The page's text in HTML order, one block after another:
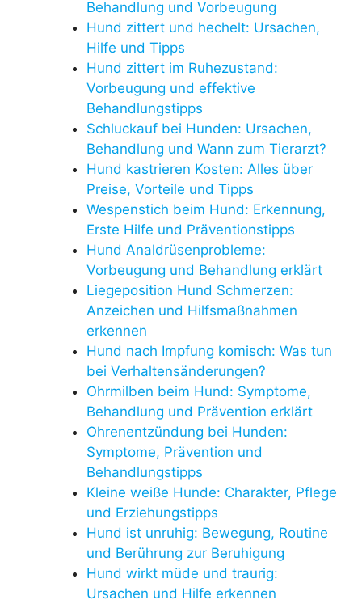
Behandlung und Vorbeugung
Hund zittert und hechelt: Ursachen,
Hilfe und Tipps
Hund zittert im Ruhezustand:
Vorbeugung und effektive
Behandlungstipps
Schluckauf bei Hunden: Ursachen,
Behandlung und Wann zum Tierarzt?
Hund kastrieren Kosten: Alles über
Preise, Vorteile und Tipps
Wespenstich beim Hund: Erkennung,
Erste Hilfe und Präventionstipps
Hund Analdrüsenprobleme:
Vorbeugung und Behandlung erklärt
Liegeposition Hund Schmerzen:
Anzeichen und Hilfsmaßnahmen
erkennen
Hund nach Impfung komisch: Was tun
bei Verhaltensänderungen?
Ohrmilben beim Hund: Symptome,
Behandlung und Prävention erklärt
Ohrenentzündung bei Hunden:
Symptome, Prävention und
Behandlungstipps
Kleine weiße Hunde: Charakter, Pflege
und Erziehungstipps
Hund ist unruhig: Bewegung, Routine
und Berührung zur Beruhigung
Hund wirkt müde und traurig:
Ursachen und Hilfe erkennen